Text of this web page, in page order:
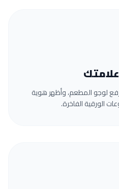
لوجو المطعم، وأظهر هوية
الورقية الفاخرة.